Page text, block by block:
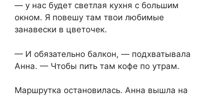
— у нас будет светлая кухня с большим
окном. Я повешу там твои любимые
занавески в цветочек.
— И обязательно балкон, — подхватывала
Анна. — Чтобы пить там кофе по утрам.
Маршрутка остановилась. Анна вышла на